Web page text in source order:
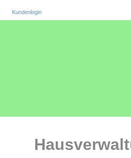
Kundenlogin